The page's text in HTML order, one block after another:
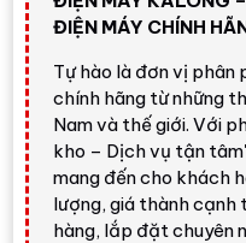
Máy có kích thước theo
mm, khối lượng tịnh68
705 x 985 mm, xuất xứ
10.5 kg, sản phẩm phù
nhiều quần áo, thường
cần xử lý khăn, ga
quần áo mặc hằng ngày.
ĐIỆN MÁY CHÍNH
Tự hào là đơn vị phân
chính hãng từ những
Nam và thế giới. Với
kho – Dịch vụ tận
mang đến cho khách
lượng, giá thành cạnh
hàng, lắp đặt chuyên